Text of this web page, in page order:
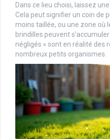
Dans ce lieu choisi, laissez
Cela peut signifier un coin de
moins taillée, ou une zone où
brindilles peuvent
négligés » sont en réalité des
nombreux petits organismes.